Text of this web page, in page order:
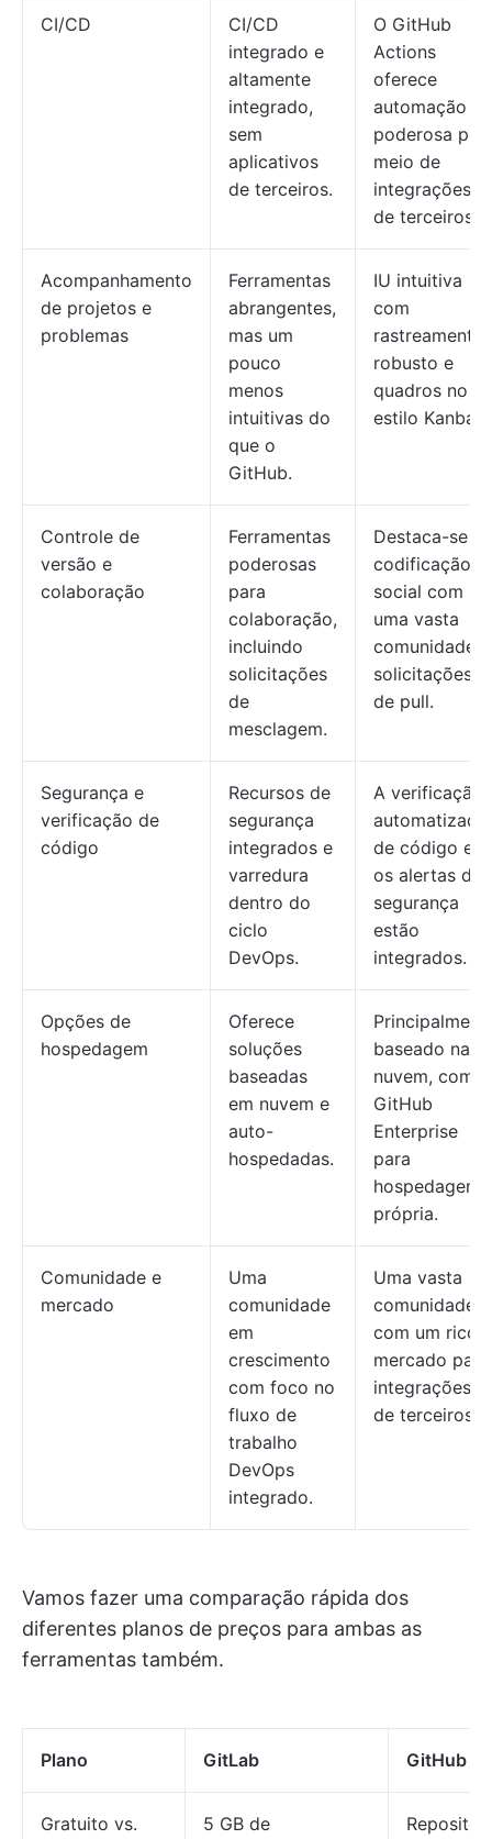
CI/CD
CI/CD
integrado e
altamente
integrado,
sem
aplicativos
de terceiros.
O GitHub
Actions
oferece
automação
poderosa por
meio de
integrações
de terceiros.
Acompanhamento
de projetos e
problemas
Ferramentas
abrangentes,
mas um
pouco
menos
intuitivas do
que o
GitHub.
IU intuitiva
com
rastreamento
robusto e
quadros no
estilo Kanban.
Controle de
versão e
colaboração
Ferramentas
poderosas
para
colaboração,
incluindo
solicitações
de
mesclagem.
Destaca-se na
codificação
social com
uma vasta
comunidade e
solicitações
de pull.
Segurança e
verificação de
código
Recursos de
segurança
integrados e
varredura
dentro do
ciclo
DevOps.
A verificação
automatizada
de código e
os alertas de
segurança
estão
integrados.
Opções de
hospedagem
Oferece
soluções
baseadas
em nuvem e
auto-
hospedadas.
baseado na
nuvem, com o
GitHub
Enterprise
para
hospedagem
própria.
Comunidade e
mercado
Uma
comunidade
em
crescimento
com foco no
fluxo de
trabalho
DevOps
integrado.
Uma vasta
comunidade
com um rico
mercado para
integrações
de terceiros.
Vamos fazer uma comparação rápida dos
diferentes planos de preços para ambas as
ferramentas também.
Plano GitLab GitHub
Gratuito vs. 5 GB de